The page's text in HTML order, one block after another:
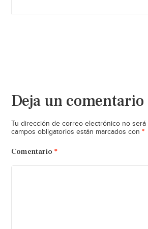
Deja un comentario
Tu dirección de correo electrónico no será
campos obligatorios están marcados con *
Comentario *